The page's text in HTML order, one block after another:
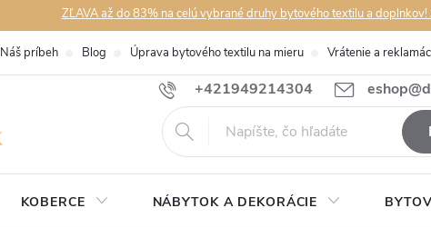
ZĽAVA až do 83% na celú vybrané druhy bytového textilu a
+421949214304
Náš príbeh Blog Úprava bytového textilu na mieru Vrátenie a
KOBERCE NÁBYTOK A DEKORÁCIE